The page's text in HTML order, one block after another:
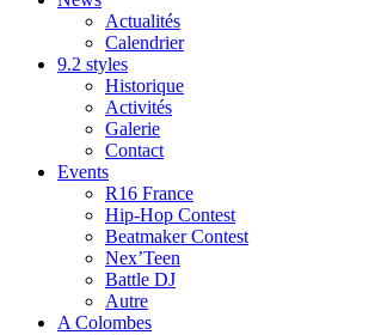
Actualités
Calendrier
9.2 styles
Historique
Activités
Galerie
Contact
Events
R16 France
Hip-Hop Contest
Beatmaker Contest
Nex’Teen
Battle DJ
Autre
A Colombes